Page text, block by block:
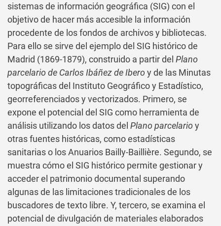
sistemas de información geográfica (SIG) con el
objetivo de hacer más accesible la información
procedente de los fondos de archivos y bibliotecas.
Para ello se sirve del ejemplo del SIG histórico de
Madrid (1869-1879), construido a partir del Plano
parcelario de Carlos Ibáñez de Iberoy de las Minutas
topográficas del Instituto Geográfico y Estadístico,
georreferenciados y vectorizados. Primero, se
expone el potencial del SIG como herramienta de
análisis utilizando los datos del Plano parcelarioy
otras fuentes históricas, como estadísticas
sanitarias o los Anuarios Bailly-Baillière. Segundo, se
muestra cómo el SIG histórico permite gestionar y
acceder el patrimonio documental superando
algunas de las limitaciones tradicionales de los
buscadores de texto libre. Y, tercero, se examina el
potencial de divulgación de materiales elaborados